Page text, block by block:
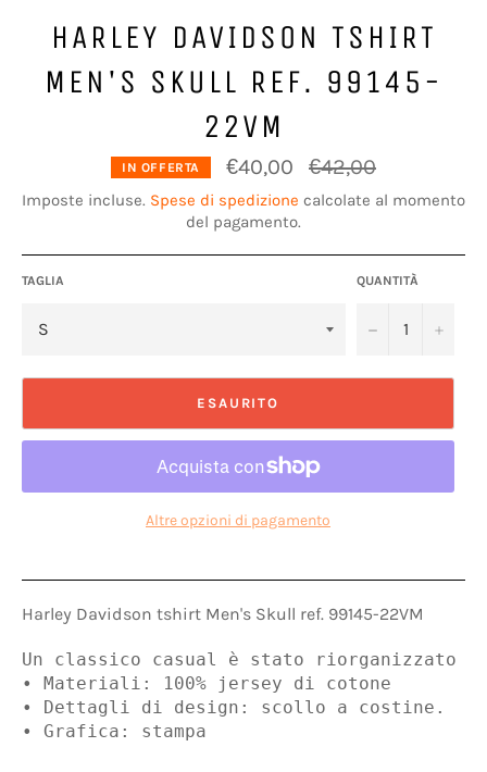
HARLEY DAVIDSON TSHIRT
MEN'S SKULL REF. 99145-
22VM
IN OFFERTA €40,00
Prezzo
di
listino
€42,00
Imposte incluse. Spese di spedizione calcolate al momento
del pagamento.
TAGLIA QUANTITÀ
− +
ESAURITO
Altre opzioni di pagamento
Harley Davidson tshirt Men's Skull ref. 99145-22VM
Un classico casual è stato riorganizzato
• Materiali: 100% jersey di cotone
• Dettagli di design: scollo a costine.
• Grafica: stampa